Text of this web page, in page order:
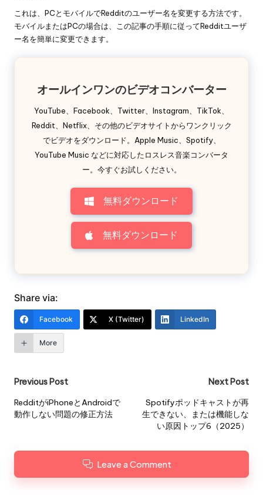
これは、PCとモバイルでRedditのユーザー名を変更する方法です。
モバイルまたはPCの場合は、この記事の手順に従ってRedditユーザ
ー名を簡単に変更できます。
オールインワンのビデオコンバーター
YouTube、Facebook、Twitter、Instagram、TikTok、
Reddit、Netflix、その他のビデオサイトからワンクリック
でビデオをダウンロード。Apple Music、Spotify、
YouTube Music などに対応したロスレス音楽コンバータ
ー。今すぐお試しください。
無料ダウンロード
無料ダウンロード
Share via:
Facebook X (Twitter) LinkedIn
More
Post
navigation
Previous Post
RedditがiPhoneとAndroidで
動作しない問題の修正方法
Next Post
Spotifyポッドキャストが再
生できない、または機能しな
い原因トップ6（2025）
Leave a Comment